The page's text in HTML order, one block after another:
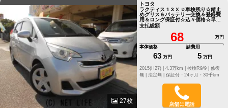
27枚
トヨタ
ラクティス 1.3 X ☆車検残り☆錆止
めグリス＆バッテリー交換＆登録費
用＆ロング保証付☆込々価格☆早い
者勝ち☆大チャンス☆
支払総額
68
万円
本体価格
63 万円
諸費用
5 万円
修復
無 | 法定無 | 保証付・24ヶ月・30千km
店舗に電話